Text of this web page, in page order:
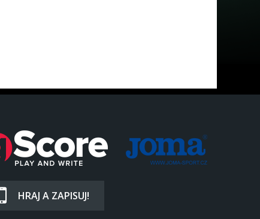
HRAJ A ZAPISUJ!